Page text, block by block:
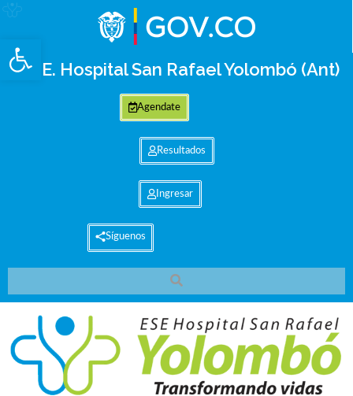
Abrir barra de herramientas
E.S.E. Hospital San Rafael Yolombó (Ant)
Agendate
Resultados
Ingresar
Síguenos